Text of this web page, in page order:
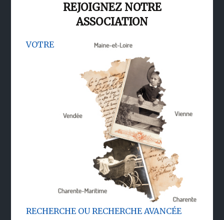
REJOIGNEZ NOTRE
ASSOCIATION
VOTRE
RECHERCHE OU RECHERCHE AVANCÉE